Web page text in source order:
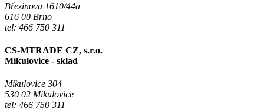
Březinova 1610/44a
616 00 Brno
tel: 466 750 311
CS-MTRADE CZ, s.r.o.
Mikulovice - sklad
Mikulovice 304
530 02 Mikulovice
tel: 466 750 311